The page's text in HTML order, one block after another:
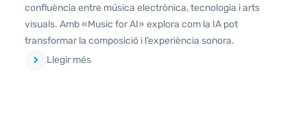
confluència entre música electrònica, tecnologia i arts
visuals. Amb «Music for AI» explora com la IA pot
transformar la composició i l’experiència sonora.
Llegir més